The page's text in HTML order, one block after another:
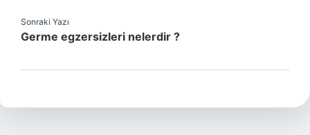
Sonraki Yazı
Germe egzersizleri nelerdir ?